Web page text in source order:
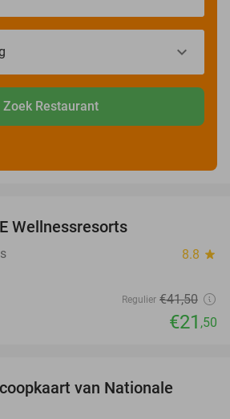
Zoek Restaurant
Wellnessresorts
8.8 star
Regulier €41,50
€21 ,50
van Nationale